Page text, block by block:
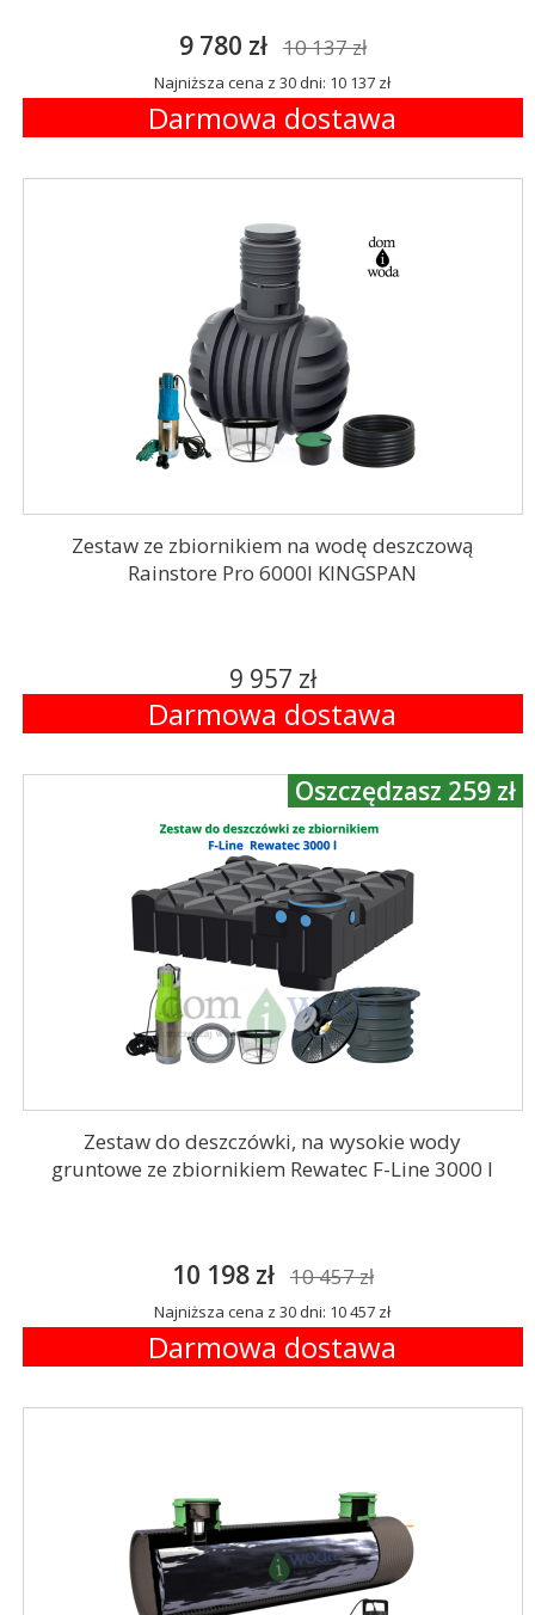
9 780 zł 10 137 zł
Najniższa cena z 30 dni: 10 137 zł
Darmowa dostawa
Zestaw ze zbiornikiem na wodę deszczową
Rainstore Pro 6000l KINGSPAN
9 957 zł
Darmowa dostawa
Zestaw do deszczówki, na wysokie wody
gruntowe ze zbiornikiem Rewatec F-Line 3000 l
10 198 zł 10 457 zł
Najniższa cena z 30 dni: 10 457 zł
Darmowa dostawa
Oszczędzasz 259 zł